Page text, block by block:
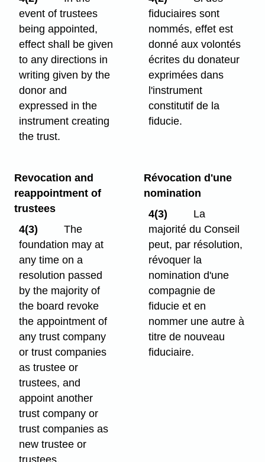
event of trustees
being appointed,
effect shall be given
to any directions in
writing given by the
donor and
expressed in the
instrument creating
the trust.
fiduciaires sont
nommés, effet est
donné aux volontés
écrites du donateur
exprimées dans
l'instrument
constitutif de la
fiducie.
Revocation and
reappointment of
trustees
4(3)
The
foundation may at
any time on a
resolution passed
by the majority of
the board revoke
the appointment of
any trust company
or trust companies
as trustee or
trustees, and
appoint another
trust company or
trust companies as
new trustee or
Révocation d'une
nomination
4(3)
La
majorité du Conseil
peut, par résolution,
révoquer la
nomination d'une
compagnie de
fiducie et en
nommer une autre à
titre de nouveau
fiduciaire.